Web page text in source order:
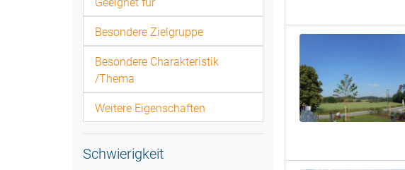
Besondere Zielgruppe
Besondere Charakteristik
/Thema
Weitere Eigenschaften
Schwierigkeit